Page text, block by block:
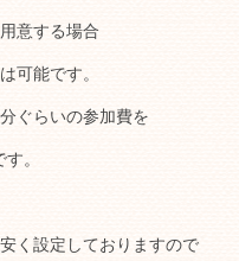
意する場合
可能です。
ぐらいの参加費を
。
く設定しておりますので